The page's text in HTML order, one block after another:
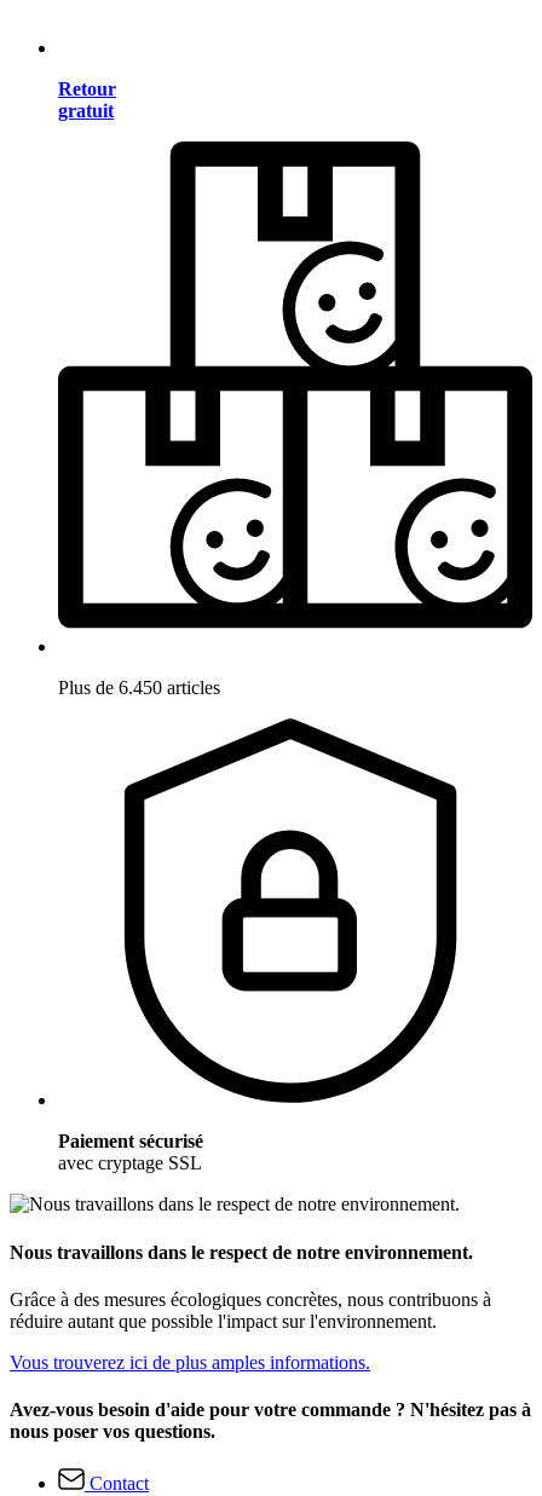
Retour
gratuit
Plus de 6.450 articles
Paiement sécurisé
avec cryptage SSL
Nous travaillons dans le respect de notre environnement.
Grâce à des mesures écologiques concrètes, nous contribuons à
réduire autant que possible l'impact sur l'environnement.
Vous trouverez ici de plus amples informations.
Avez-vous besoin d'aide pour votre commande ? N'hésitez pas à
nous poser vos questions.
Contact